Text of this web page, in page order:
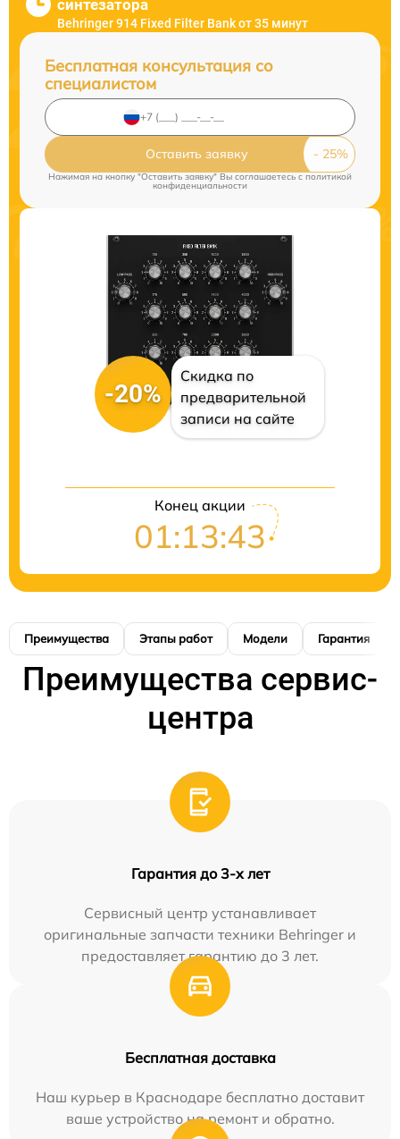
синтезатора
Behringer 914 Fixed Filter Bank от 35 минут
Бесплатная консультация со
специалистом
Оставить заявку
Нажимая на кнопку "Оставить заявку" Вы соглашаетесь cполитикой
конфиденциальности
-20%
Скидка по
предварительной
записи на сайте
Конец акции
01:13:42
Преимущества Этапы работ Модели Гарантия
Преимущества сервис-
центра
Гарантия до 3-х лет
Сервисный центр устанавливает
оригинальные запчасти техники Behringer и
предоставляет гарантию до 3 лет.
Бесплатная доставка
Наш курьер в Краснодаре бесплатно доставит
ваше устройство на ремонт и обратно.